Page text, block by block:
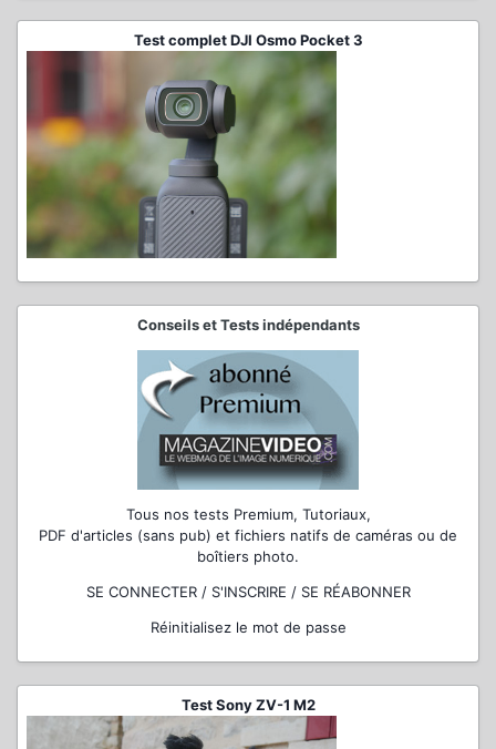
Test complet DJI Osmo Pocket 3
Conseils et Tests indépendants
Tous nos tests Premium, Tutoriaux,
PDF d'articles (sans pub) et fichiers natifs de caméras ou de
boîtiers photo.
SE CONNECTER / S'INSCRIRE / SE RÉABONNER
Réinitialisez le mot de passe
Test Sony ZV-1 M2